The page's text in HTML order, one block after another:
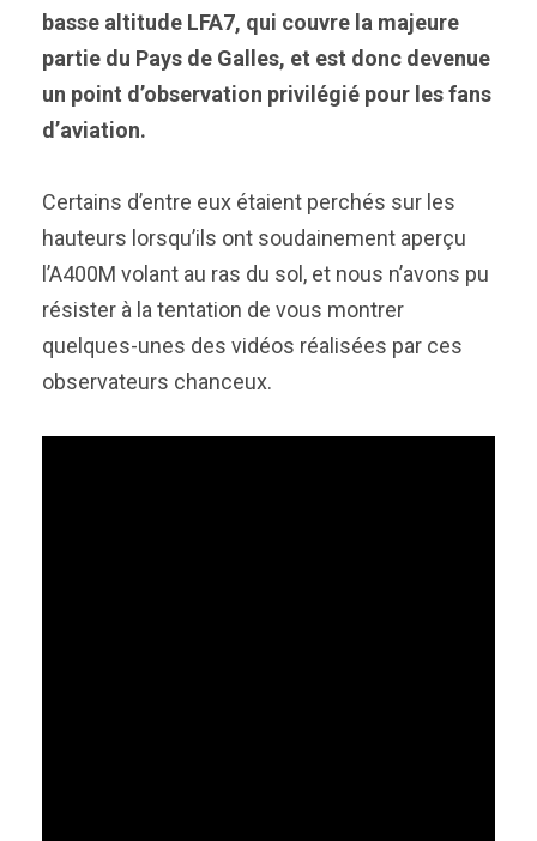
basse altitude LFA7, qui couvre la majeure
partie du Pays de Galles, et est donc devenue
un point d’observation privilégié pour les fans
d’aviation.
Certains d’entre eux étaient perchés sur les
hauteurs lorsqu’ils ont soudainement aperçu
l’A400M volant au ras du sol, et nous n’avons pu
résister à la tentation de vous montrer
quelques-unes des vidéos réalisées par ces
observateurs chanceux.